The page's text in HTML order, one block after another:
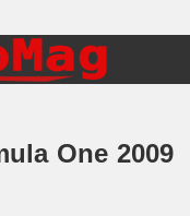
One 2009